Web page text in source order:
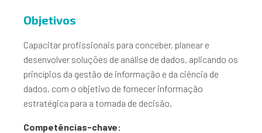
Objetivos
Capacitar profissionais para conceber, planear e
desenvolver soluções de análise de dados, aplicando os
princípios da gestão de informação e da ciência de
dados, com o objetivo de fornecer informação
estratégica para a tomada de decisão.
Competências-chave: